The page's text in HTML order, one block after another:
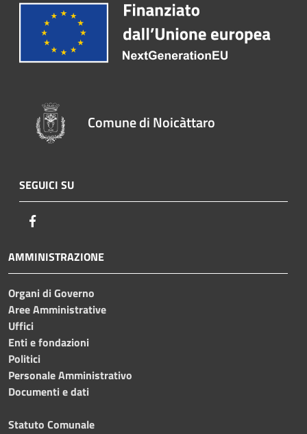
Comune di Noicàttaro
SEGUICI SU
AMMINISTRAZIONE
Organi di Governo
Aree Amministrative
Uffici
Enti e fondazioni
Politici
Personale Amministrativo
Documenti e dati
Statuto Comunale